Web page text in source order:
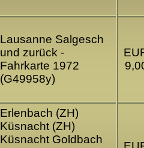
Lausanne Salgesch
und zurück -
Fahrkarte 1972
(G49958y)
Erlenbach (ZH)
Küsnacht (ZH)
Küsnacht Goldbach